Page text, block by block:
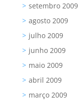
setembro 2009
agosto 2009
julho 2009
junho 2009
maio 2009
abril 2009
março 2009